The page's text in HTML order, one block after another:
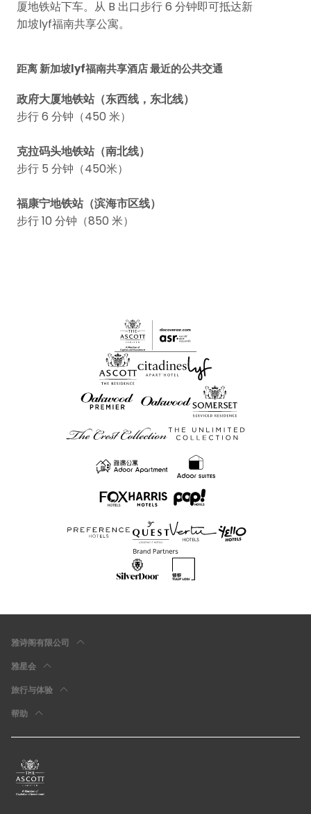
厦地铁站下车。从 B 出口步行 6 分钟即可抵达新
加坡lyf福南共享公寓。
距离 新加坡lyf福南共享酒店 最近的公共交通
政府大厦地铁站（东西线， 东北线）
步行 6 分钟（450 米）
克拉码头地铁站（南北线）
步行 5 分钟（450米）
福康宁地铁站（滨海市区线）
步行 10 分钟（850 米）
雅诗阁有限公司
雅星会
旅行与体验
帮助